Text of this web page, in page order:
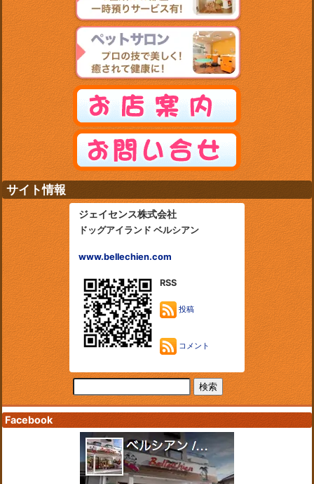
サイト情報
ジェイセンス株式会社
ドッグアイランド ベルシアン
www.bellechien.com
RSS
投稿
コメント
Facebook